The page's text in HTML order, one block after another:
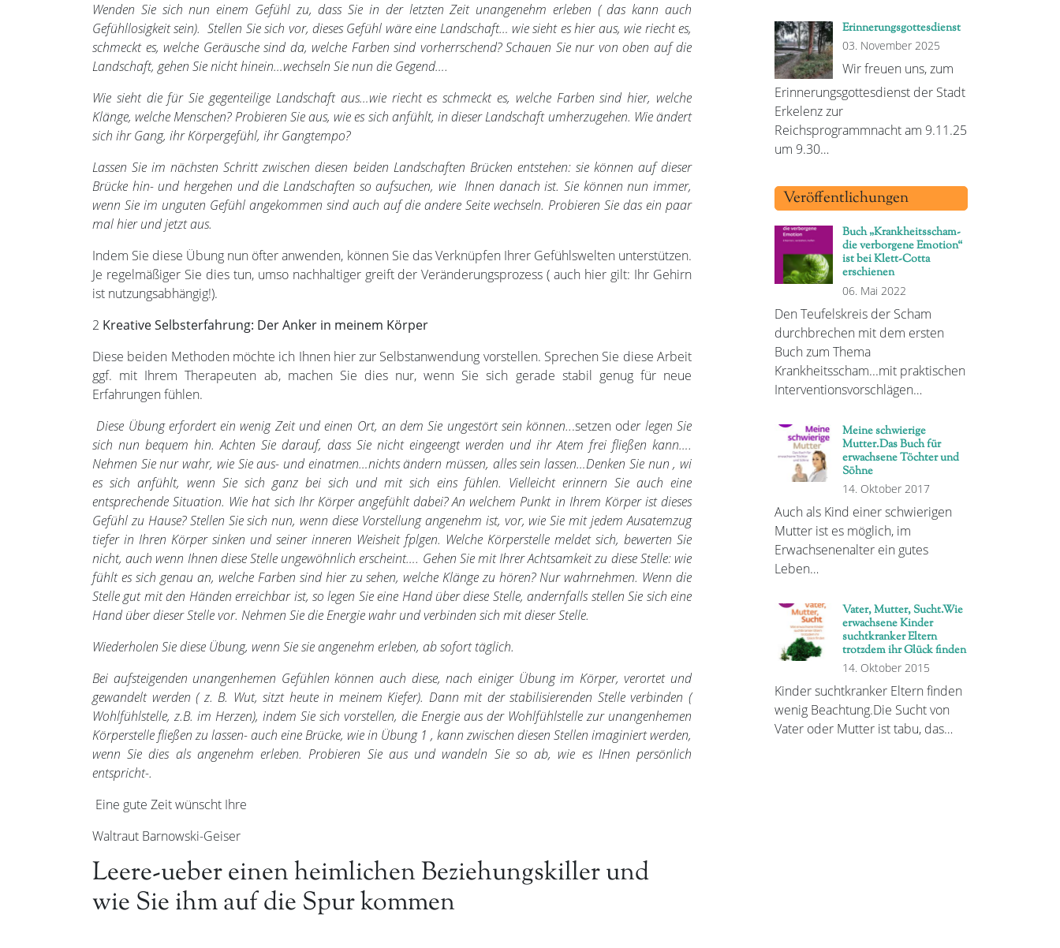
Wenden Sie sich nun einem Gefühl zu, dass Sie in der letzten Zeit unangenehm erleben ( das kann auch
Gefühllosigkeit sein). Stellen Sie sich vor, dieses Gefühl wäre eine Landschaft… wie sieht es hier aus, wie riecht es,
schmeckt es, welche Geräusche sind da, welche Farben sind vorherrschend? Schauen Sie nur von oben auf die
Landschaft, gehen Sie nicht hinein…wechseln Sie nun die Gegend….
Wie sieht die für Sie gegenteilige Landschaft aus…wie riecht es schmeckt es, welche Farben sind hier, welche
Klänge, welche Menschen? Probieren Sie aus, wie es sich anfühlt, in dieser Landschaft umherzugehen. Wie ändert
sich ihr Gang, ihr Körpergefühl, ihr Gangtempo?
Lassen Sie im nächsten Schritt zwischen diesen beiden Landschaften Brücken entstehen: sie können auf dieser
Brücke hin- und hergehen und die Landschaften so aufsuchen, wie Ihnen danach ist. Sie können nun immer,
wenn Sie im unguten Gefühl angekommen sind auch auf die andere Seite wechseln. Probieren Sie das ein paar
mal hier und jetzt aus.
Indem Sie diese Übung nun öfter anwenden, können Sie das Verknüpfen Ihrer Gefühlswelten unterstützen.
Je regelmäßiger Sie dies tun, umso nachhaltiger greift der Veränderungsprozess ( auch hier gilt: Ihr Gehirn
ist nutzungsabhängig!).
2 Kreative Selbsterfahrung: Der Anker in meinem Körper
Diese beiden Methoden möchte ich Ihnen hier zur Selbstanwendung vorstellen. Sprechen Sie diese Arbeit
ggf. mit Ihrem Therapeuten ab, machen Sie dies nur, wenn Sie sich gerade stabil genug für neue
Erfahrungen fühlen.
Diese Übung erfordert ein wenig Zeit und einen Ort, an dem Sie ungestört sein können...setzen oder legen Sie
sich nun bequem hin. Achten Sie darauf, dass Sie nicht eingeengt werden und ihr Atem frei fließen kann….
Nehmen Sie nur wahr, wie Sie aus- und einatmen…nichts ändern müssen, alles sein lassen…Denken Sie nun , wi
es sich anfühlt, wenn Sie sich ganz bei sich und mit sich eins fühlen. Vielleicht erinnern Sie auch eine
entsprechende Situation. Wie hat sich Ihr Körper angefühlt dabei? An welchem Punkt in Ihrem Körper ist dieses
Gefühl zu Hause? Stellen Sie sich nun, wenn diese Vorstellung angenehm ist, vor, wie Sie mit jedem Ausatemzug
tiefer in Ihren Körper sinken und seiner inneren Weisheit fplgen. Welche Körperstelle meldet sich, bewerten Sie
nicht, auch wenn Ihnen diese Stelle ungewöhnlich erscheint…. Gehen Sie mit Ihrer Achtsamkeit zu diese Stelle: wie
fühlt es sich genau an, welche Farben sind hier zu sehen, welche Klänge zu hören? Nur wahrnehmen. Wenn die
Stelle gut mit den Händen erreichbar ist, so legen Sie eine Hand über diese Stelle, andernfalls stellen Sie sich eine
Hand über dieser Stelle vor. Nehmen Sie die Energie wahr und verbinden sich mit dieser Stelle.
Wiederholen Sie diese Übung, wenn Sie sie angenehm erleben, ab sofort täglich.
Bei aufsteigenden unangenhemen Gefühlen können auch diese, nach einiger Übung im Körper, verortet und
gewandelt werden ( z. B. Wut, sitzt heute in meinem Kiefer). Dann mit der stabilisierenden Stelle verbinden (
Wohlfühlstelle, z.B. im Herzen), indem Sie sich vorstellen, die Energie aus der Wohlfühlstelle zur unangenhemen
Körperstelle fließen zu lassen- auch eine Brücke, wie in Übung 1 , kann zwischen diesen Stellen imaginiert werden,
wenn Sie dies als angenehm erleben. Probieren Sie aus und wandeln Sie so ab, wie es IHnen persönlich
entspricht-.
Eine gute Zeit wünscht Ihre
Waltraut Barnowski-Geiser
Leere-ueber einen heimlichen Beziehungskiller und
wie Sie ihm auf die Spur kommen
Erinnerungsgottesdienst
03. November 2025
Wir freuen uns, zum
Erinnerungsgottesdienst der Stadt
Erkelenz zur
Reichsprogrammnacht am 9.11.25
um 9.30…
Veröffentlichungen
Buch „Krankheitsscham-
die verborgene Emotion“
ist bei Klett-Cotta
erschienen
06. Mai 2022
Den Teufelskreis der Scham
durchbrechen mit dem ersten
Buch zum Thema
Krankheitsscham...mit praktischen
Interventionsvorschlägen…
Meine schwierige
Mutter.Das Buch für
erwachsene Töchter und
Söhne
14. Oktober 2017
Auch als Kind einer schwierigen
Mutter ist es möglich, im
Erwachsenenalter ein gutes
Leben…
Vater, Mutter, Sucht.Wie
erwachsene Kinder
suchtkranker Eltern
trotzdem ihr Glück finden
14. Oktober 2015
Kinder suchtkranker Eltern finden
wenig Beachtung.Die Sucht von
Vater oder Mutter ist tabu, das…